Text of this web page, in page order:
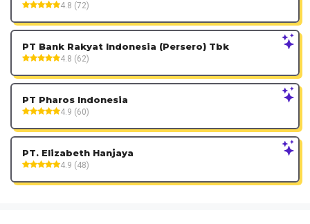
4.8 (72)
PT Bank Rakyat Indonesia (Persero) Tbk
4.8 (62)
PT Pharos Indonesia
4.9 (60)
PT. Elizabeth Hanjaya
4.9 (48)